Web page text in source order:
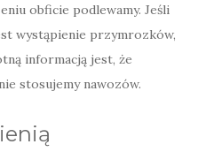
obficie podlewamy. Jeśli
wystąpienie przymrozków,
informacją jest, że
stosujemy nawozów.